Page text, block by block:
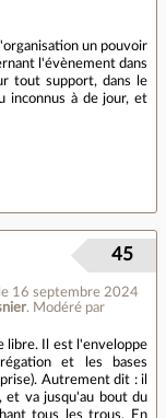
un pouvoir
l'évènement dans
tout support, dans le
inconnus à de jour, et
le 16 septembre 2024
. Modéré par
45
libre. Il est l'enveloppe
et les bases
Autrement dit : il
et va jusqu'au bout du
tous les trous. En